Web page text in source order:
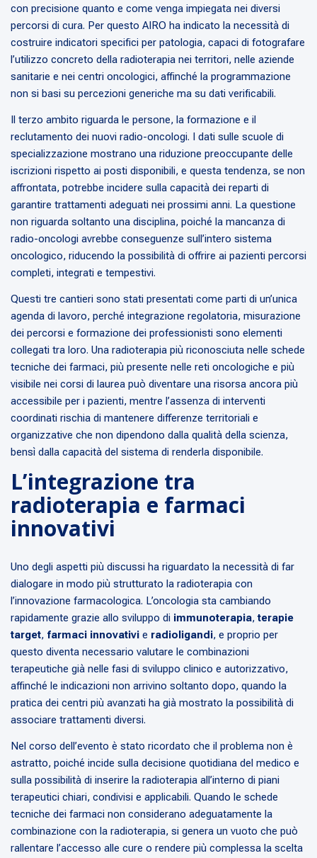
con precisione quanto e come venga impiegata nei diversi
percorsi di cura. Per questo AIRO ha indicato la necessità di
costruire indicatori specifici per patologia, capaci di fotografare
l’utilizzo concreto della radioterapia nei territori, nelle aziende
sanitarie e nei centri oncologici, affinché la programmazione
non si basi su percezioni generiche ma su dati verificabili.
Il terzo ambito riguarda le persone, la formazione e il
reclutamento dei nuovi radio-oncologi. I dati sulle scuole di
specializzazione mostrano una riduzione preoccupante delle
iscrizioni rispetto ai posti disponibili, e questa tendenza, se non
affrontata, potrebbe incidere sulla capacità dei reparti di
garantire trattamenti adeguati nei prossimi anni. La questione
non riguarda soltanto una disciplina, poiché la mancanza di
radio-oncologi avrebbe conseguenze sull’intero sistema
oncologico, riducendo la possibilità di offrire ai pazienti percorsi
completi, integrati e tempestivi.
Questi tre cantieri sono stati presentati come parti di un’unica
agenda di lavoro, perché integrazione regolatoria, misurazione
dei percorsi e formazione dei professionisti sono elementi
collegati tra loro. Una radioterapia più riconosciuta nelle schede
tecniche dei farmaci, più presente nelle reti oncologiche e più
visibile nei corsi di laurea può diventare una risorsa ancora più
accessibile per i pazienti, mentre l’assenza di interventi
coordinati rischia di mantenere differenze territoriali e
organizzative che non dipendono dalla qualità della scienza,
bensì dalla capacità del sistema di renderla disponibile.
L’integrazione tra
radioterapia e farmaci
innovativi
Uno degli aspetti più discussi ha riguardato la necessità di far
dialogare in modo più strutturato la radioterapia con
l’innovazione farmacologica. L’oncologia sta cambiando
rapidamente grazie allo sviluppo di immunoterapia,terapie
target, farmaci innovativi e radioligandi, e proprio per
questo diventa necessario valutare le combinazioni
terapeutiche già nelle fasi di sviluppo clinico e autorizzativo,
affinché le indicazioni non arrivino soltanto dopo, quando la
pratica dei centri più avanzati ha già mostrato la possibilità di
associare trattamenti diversi.
Nel corso dell’evento è stato ricordato che il problema non è
astratto, poiché incide sulla decisione quotidiana del medico e
sulla possibilità di inserire la radioterapia all’interno di piani
terapeutici chiari, condivisi e applicabili. Quando le schede
tecniche dei farmaci non considerano adeguatamente la
combinazione con la radioterapia, si genera un vuoto che può
rallentare l’accesso alle cure o rendere più complessa la scelta